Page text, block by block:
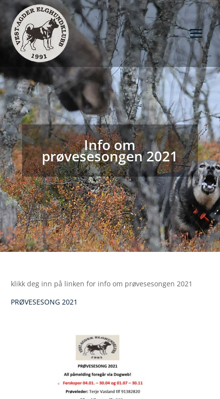
Info om
prøvesesongen 2021
klikk deg inn på linken for info om prøvesesongen 2021
PRØVESESONG 2021